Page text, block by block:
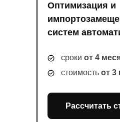
Оптимизация и
систем
Рассчитать
сроки от 4
стоимость от 3